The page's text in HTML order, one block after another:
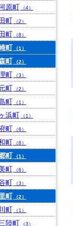
原町 （4）
町 （2）
町 （8）
町 （1）
町 （2）
町 （3）
町 （2）
町 （1）
浜町 （1）
町 （6）
町 （6）
町 （1）
町 （6）
町 （3）
町 （2）
町 （1）
陸町 （3）